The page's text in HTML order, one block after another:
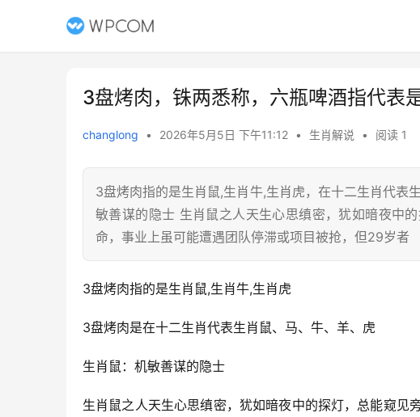
3盘烤肉，铢两悉称，六瓶啤酒指代表
changlong • 2026年5月5日 下午11:12 • 生肖解说 • 阅读 1
3盘烤肉指的是生肖鼠,生肖牛,生肖虎，在十二生肖代表
敏善谋的隐士 生肖鼠之人天生心思缜密，犹如暗夜中
命，事业上虽可能遭遇团队停滞或项目被抢，但29岁者
3盘烤肉指的是生肖鼠,生肖牛,生肖虎
3盘烤肉是在十二生肖代表生肖鼠、马、牛、羊、虎
生肖鼠：机敏善谋的隐士
生肖鼠之人天生心思缜密，犹如暗夜中的探灯，总能窥见